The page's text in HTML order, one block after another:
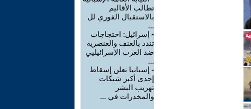
تطالب الأقاليم
بالاستقبال الفوري لل
...
- إسرائيل: احتجاجات
تندد بالعنف والعنصرية
ضد العرب الإسرائيليي
...
- إسبانيا تعلن إسقاط
إحدى أكبر شبكات
تهريب البشر
والمخدرات في ...